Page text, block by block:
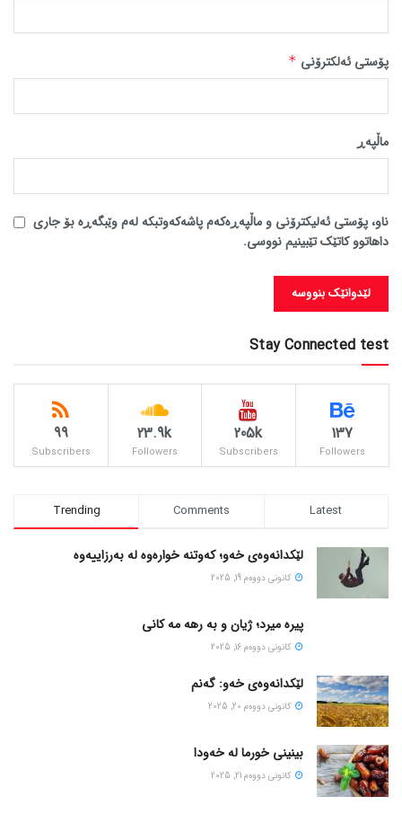
پۆستی ئەلکترۆنی *
ماڵپه‌ڕ
ناو، پۆستی ئەلیکترۆنی و ماڵپەڕەکەم پاشەکەوتبکە لەم وێبگەڕە بۆ جاری
داهاتوو کاتێک تێبینیم نووسی.
Stay Connected test
137
Followers
205k
Subscribers
23.9k
Followers
99
Subscribers
Trending Comments Latest
لێکدانەوەی خەو؛ کەوتنە خوارەوە لە بەرزاییەوە
كانونی دووه‌م 19, 2025
پیره میرد؛ ژیان و به رهه مه کانی
كانونی دووه‌م 16, 2025
لێکدانەوەی خەو: گەنم
كانونی دووه‌م 20, 2025
بینینی خورما لە خەودا
كانونی دووه‌م 21, 2025